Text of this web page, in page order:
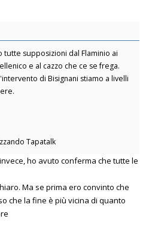
supposizioni dal Flaminio ai
e al cazzo che ce se frega.
di Bisignani stiamo a livelli
Tapatalk
ho avuto conferma che tutte le
Ma se prima ero convinto che
che la fine è più vicina di quanto